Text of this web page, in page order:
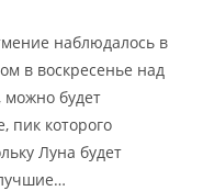
наблюдалось в
в воскресенье над
можно будет
пик которого
Луна будет